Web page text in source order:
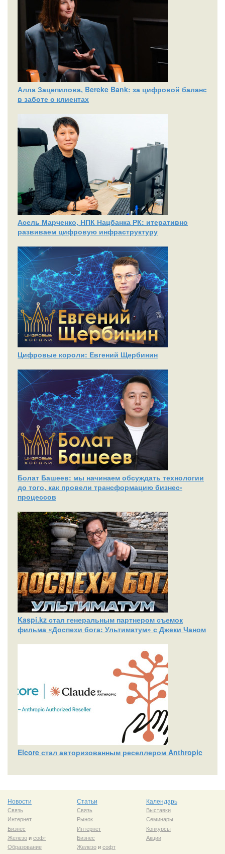
Алла Зацепилова, Bereke Bank: за цифровой баланс
в заботе о клиентах
Асель Марченко, НПК Нацбанка РК: итеративно
развиваем цифровую инфраструктуру
Цифровые короли: Евгений Щербинин
Болат Башеев: мы начинаем обсуждать технологии
до того, как провели трансформацию бизнес-
процессов
Kaspi.kz стал генеральным партнером съемок
фильма «Доспехи бога: Ультиматум» с Джеки Чаном
Elcore стал авторизованным реселлером Anthropic
Новости
Связь
Интернет
Бизнес
Железоисофт
Образование
Статьи
Связь
Рынок
Интернет
Бизнес
Железоисофт
Календарь
Выставки
Семинары
Конкурсы
Акции